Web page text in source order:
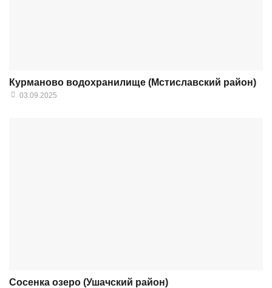
Курманово водохранилище (Мстиславский район)
03.09.2025
Сосенка озеро (Ушачский район)